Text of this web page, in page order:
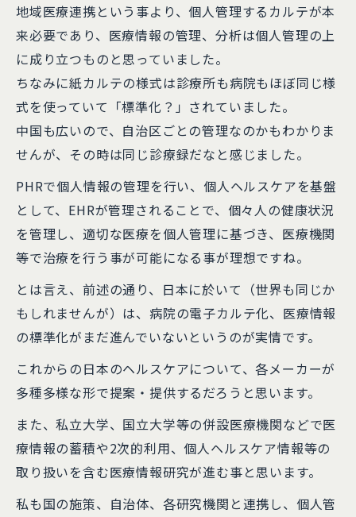
地域医療連携という事より、個人管理するカルテが本
来必要であり、医療情報の管理、分析は個人管理の上
に成り立つものと思っていました。
ちなみに紙カルテの様式は診療所も病院もほぼ同じ様
式を使っていて「標準化？」されていました。
中国も広いので、自治区ごとの管理なのかもわかりま
せんが、その時は同じ診療録だなと感じました。
PHRで個人情報の管理を行い、個人ヘルスケアを基盤
として、EHRが管理されることで、個々人の健康状況
を管理し、適切な医療を個人管理に基づき、医療機関
等で治療を行う事が可能になる事が理想ですね。
とは言え、前述の通り、日本に於いて（世界も同じか
もしれませんが）は、病院の電子カルテ化、医療情報
の標準化がまだ進んでいないというのが実情です。
これからの日本のヘルスケアについて、各メーカーが
多種多様な形で提案・提供するだろうと思います。
また、私立大学、国立大学等の併設医療機関などで医
療情報の蓄積や2次的利用、個人ヘルスケア情報等の
取り扱いを含む医療情報研究が進む事と思います。
私も国の施策、自治体、各研究機関と連携し、個人管